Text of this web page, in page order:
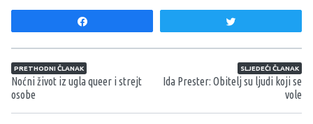
Navigacija članaka
PRETHODNI ČLANAK
Noćni život iz ugla queer i strejt
osobe
SLJEDEĆI ČLANAK
Ida Prester: Obitelj su ljudi koji se
vole